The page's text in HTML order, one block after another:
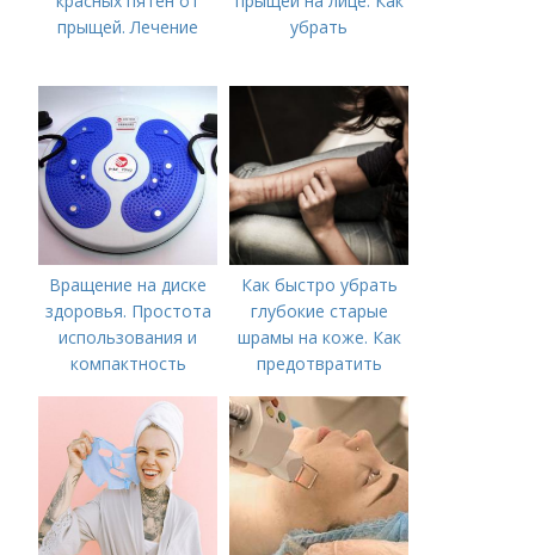
прыщей. Лечение
убрать
Вращение на диске
здоровья. Простота
использования и
компактность
Как быстро убрать
глубокие старые
шрамы на коже. Как
предотвратить